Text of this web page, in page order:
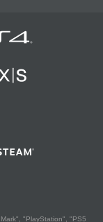
"PlayStation", "PS5